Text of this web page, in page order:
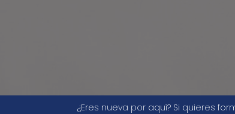
¿Eres nueva por aquí? Si quieres